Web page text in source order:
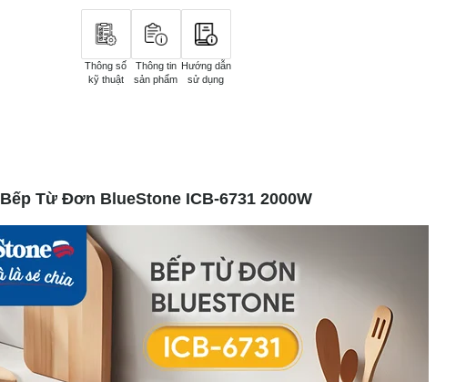
Thông số
kỹ thuật
Thông tin
sản phẩm
Hướng dẫn
sử dụng
Bếp Từ Đơn BlueStone ICB-6731 2000W